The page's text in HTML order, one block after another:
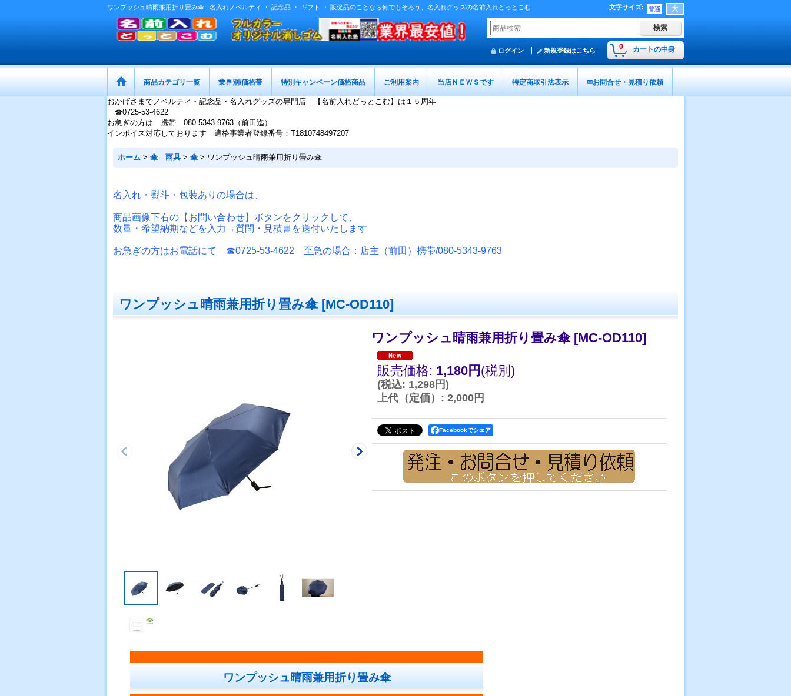
ワンプッシュ晴雨兼用折り畳み傘 | 名入れノベルティ ・ 記念品 ・ ギフト ・ 販促品のことなら何でもそろう、名入れグッズの名前入れどっとこむ 文字サイズ:
0 カートの中身
ログイン 新規登録はこちら
商品カテゴリ一覧 業界別/価格帯 特別キャンペーン価格商品 ご利用案内 当店ＮＥＷＳです 特定商取引法表示 ✉お問合せ・見積り依頼
おかげさまでノベルティ・記念品・名入れグッズの専門店｜【名前入れどっとこむ】は１５周年
☎0725-53-4622
お急ぎの方は 携帯 080-5343-9763（前田迄）
インボイス対応しております 適格事業者登録番号：T1810748497207
ホーム > 傘 雨具 > 傘 > ワンプッシュ晴雨兼用折り畳み傘
名入れ・熨斗・包装ありの場合は、
商品画像下右の【お問い合わせ】ボタンをクリックして、
数量・希望納期などを入力→質問・見積書を送付いたします
お急ぎの方はお電話にて ☎0725-53-4622 至急の場合：店主（前田）携帯/080-5343-9763
ワンプッシュ晴雨兼用折り畳み傘 [MC-OD110]
ワンプッシュ晴雨兼用折り畳み傘 [MC-OD110]
販売価格: 1,180円 (税別)
(税込: 1,298円)
上代（定価） : 2,000円
Facebookでシェア
ワンプッシュ晴雨兼用折り畳み傘